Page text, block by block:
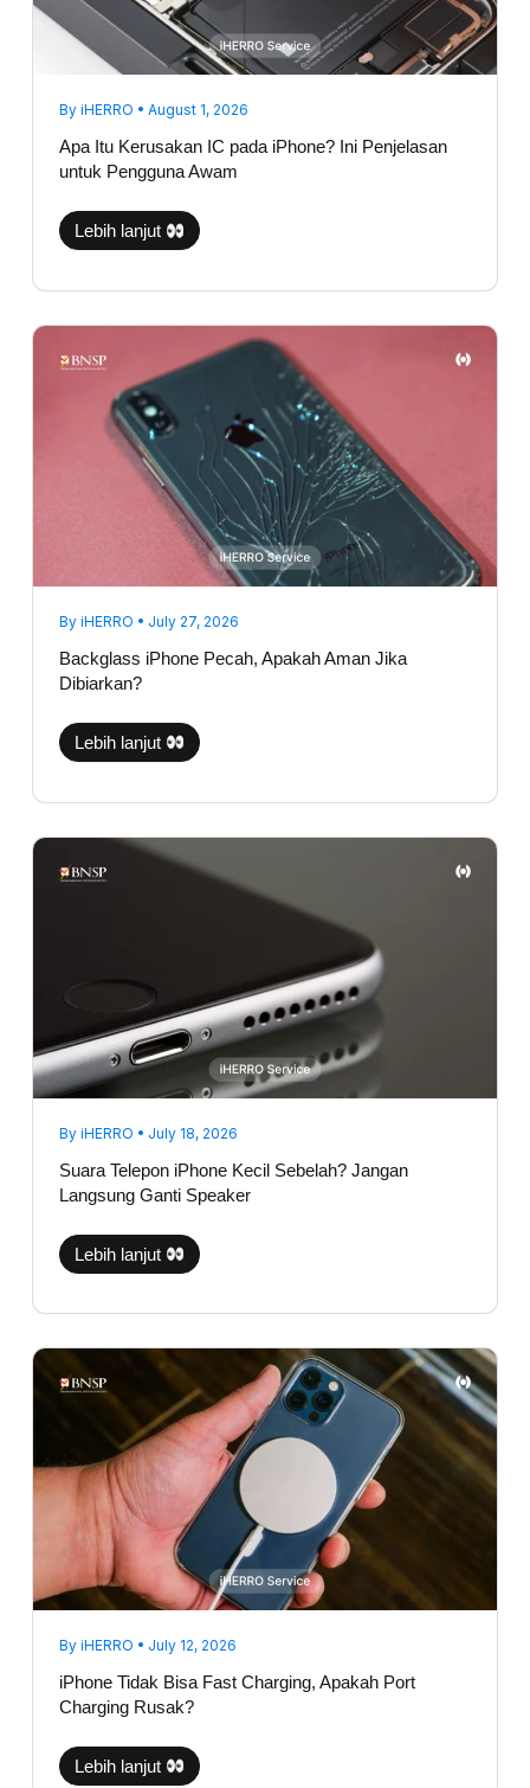
By iHERRO • August 1, 2026
Apa Itu Kerusakan IC pada iPhone? Ini Penjelasan
untuk Pengguna Awam
Lebih lanjut
By iHERRO • July 27, 2026
Backglass iPhone Pecah, Apakah Aman Jika
Dibiarkan?
Pecah,
Apakah
Aman
Dibiarkan?
Lebih lanjut
By iHERRO • July 18, 2026
Suara Telepon iPhone Kecil Sebelah? Jangan
Langsung Ganti Speaker
Suara
iPhone
Lebih lanjut
By iHERRO • July 12, 2026
iPhone Tidak Bisa Fast Charging, Apakah Port
Charging Rusak?
Tidak
Bisa
Charging,
Apakah
Port
Charging
Rusak?
Lebih lanjut